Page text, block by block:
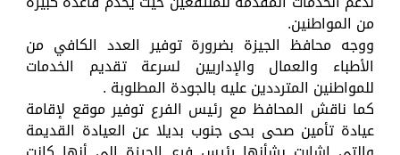
من المواطنين.
ووجه محافظ الجيزة بضرورة توفير العدد الكافي من
الأطباء والعمال والإداريين لسرعة تقديم الخدمات
للمواطنين المترددين عليه بالجودة المطلوبة .
كما ناقش المحافظ مع رئيس الفرع توفير موقع لإقامة
عيادة تأمين صحى بحى جنوب بديلا عن العيادة القديمة